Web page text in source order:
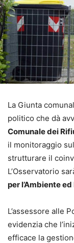
La Giunta
politico che dà
Comunale dei
il monitoraggio
strutturare il
L’Osservatorio
per l’Ambiente
L’assessore alle
evidenzia che
efficace la